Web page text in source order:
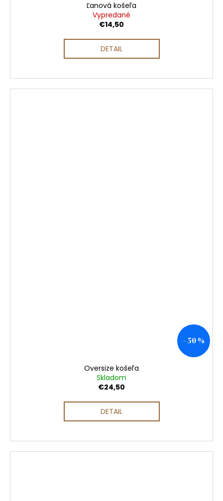
Ľanová košeľa
Vypredané
€14,50
DETAIL
–50 %
Oversize košeľa
Skladom
€24,50
DETAIL